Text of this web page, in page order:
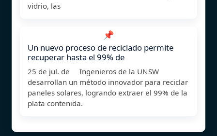
vidrio, las
📌
Un nuevo proceso de reciclado permite
recuperar hasta el 99% de
25 de jul. de Ingenieros de la UNSW
desarrollan un método innovador para reciclar
paneles solares, logrando extraer el 99% de la
plata contenida.